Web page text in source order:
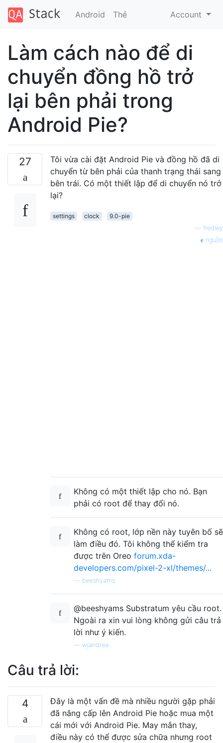
Android Thẻ Account
Làm cách nào để di
chuyển đồng hồ trở
lại bên phải trong
Android Pie?
27
Tôi vừa cài đặt Android Pie và đồng hồ đã di
chuyển từ bên phải của thanh trạng thái sang
bên trái. Có một thiết lập để di chuyển nó trở
lại?
settings clock
9.0-pie
fredley
nguồn
Không có một thiết lập cho nó. Bạn
phải có root để thay đổi nó.
Không có root, lớp nền này tuyên bố sẽ
làm điều đó. Tôi không thể kiểm tra
được trên Oreo forum.xda-
developers.com/pixel-2-xl/themes/...
beeshyams
@beeshyams Substratum yêu cầu root.
Ngoài ra xin vui lòng không gửi câu trả
lời như ý kiến.
wjandrea
Câu trả lời:
4
Đây là một vấn đề mà nhiều người gặp phải
đã nâng cấp lên Android Pie hoặc mua một
cái mới với Android Pie. May mắn thay,
điều này có thể được sửa chữa nhưng root